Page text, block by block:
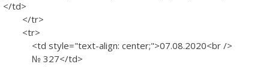
</td>
</tr>
<tr>
<td style="text-align: center;">07.08.2020<br />
№ 327</td>